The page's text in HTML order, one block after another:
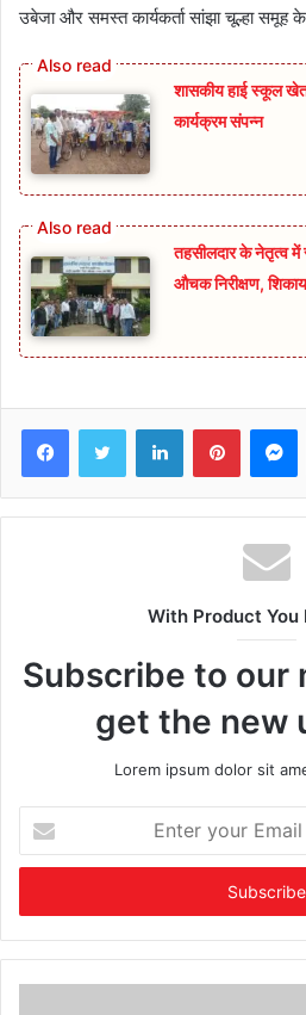
उबेजा और समस्त कार्यकर्ता सांझा चूल्हा समूह
शासकीय हाई स्कूल
कार्यक्रम संपन्न
तहसीलदार के नेतृत्व में
औचक निरीक्षण,
FacebookTwitter LinkedInPinterest
With Product You
Subscribe to our
get the new
Lorem ipsum dolor sit
your
Email